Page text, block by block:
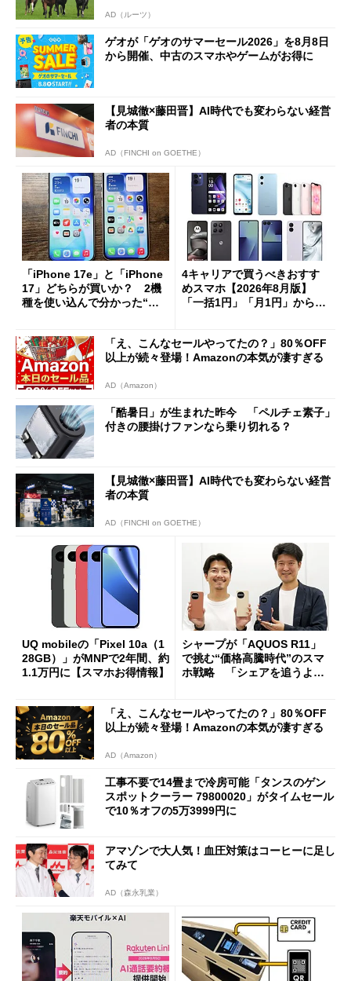
AD（ルーツ）
ゲオが「ゲオのサマーセール2026」を8月8日
から開催、中古のスマホやゲームがお得に
【見城徹×藤田晋】AI時代でも変わらない経営
者の本質
AD（FINCHI on GOETHE）
「iPhone 17e」と「iPhone
17」どちらが買いか？ 2機
種を使い込んで分かった“ス
4キャリアで買うべきおすす
めスマホ【2026年8月版】
「一括1円」「月1円」からお
「え、こんなセールやってたの？」80％OFF
以上が続々登場！Amazonの本気が凄すぎる
AD（Amazon）
「酷暑日」が生まれた昨今 「ペルチェ素子」
付きの腰掛けファンなら乗り切れる？
【見城徹×藤田晋】AI時代でも変わらない経営
者の本質
AD（FINCHI on GOETHE）
UQ mobileの「Pixel 10a（1
28GB）」がMNPで2年間、約
1.1万円に【スマホお得情報】
シャープが「AQUOS R11」
で挑む“価格高騰時代”のスマ
ホ戦略 「シェアを追うより
「え、こんなセールやってたの？」80％OFF
以上が続々登場！Amazonの本気が凄すぎる
AD（Amazon）
工事不要で14畳まで冷房可能「タンスのゲン
スポットクーラー 79800020」がタイムセール
で10％オフの5万3999円に
アマゾンで大人気！血圧対策はコーヒーに足し
てみて
AD（森永乳業）